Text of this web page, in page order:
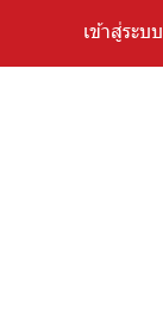
เข้าสู่ระบบ